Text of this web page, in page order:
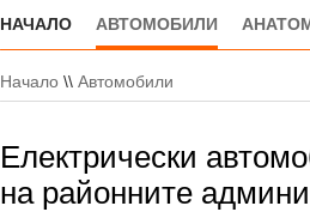
НАЧАЛО АВТОМОБИЛИ
Начало \\ Автомобили
Електрически
на районните